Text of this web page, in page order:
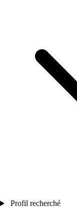
Profil recherché